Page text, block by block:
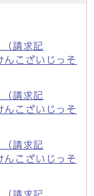
請求記
こざいじっそ
請求記
こざいじっそ
請求記
こざいじっそ